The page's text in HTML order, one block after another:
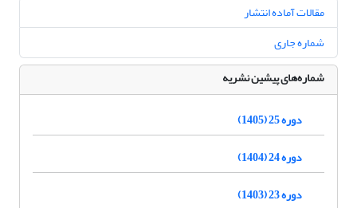
مقالات آماده انتشار
شماره جاری
شماره‌های پیشین نشریه
دوره 25 (1405)
دوره 24 (1404)
دوره 23 (1403)